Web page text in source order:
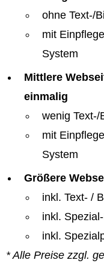
ohne Text-/
mit
System
Mittlere
einmalig
wenig Text-/
mit
System
Größere
inkl. Text- /
inkl.
inkl.
* Alle Preise zzgl.